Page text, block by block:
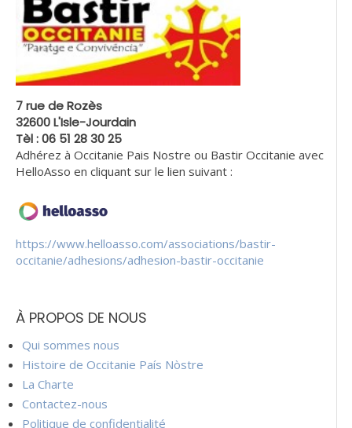
7 rue de Rozès
32600 L'Isle-Jourdain
Tèl : 06 51 28 30 25
Adhérez à Occitanie Pais Nostre ou Bastir Occitanie avec
HelloAsso en cliquant sur le lien suivant :
https://www.helloasso.com/associations/bastir-
occitanie/adhesions/adhesion-bastir-occitanie
À PROPOS DE NOUS
Qui sommes nous
Histoire de Occitanie País Nòstre
La Charte
Contactez-nous
Politique de confidentialité